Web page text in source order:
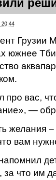
20:44
Грузии
южнее
вас,
—
желания
вам
за что им